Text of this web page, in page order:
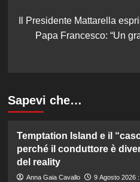
Il Presidente Mattarella
Papa Francesco: “Un
Sapevi che…
Temptation Island e il
perché il conduttore è
del reality
Anna Gaia Cavallo 9 Agosto 2026